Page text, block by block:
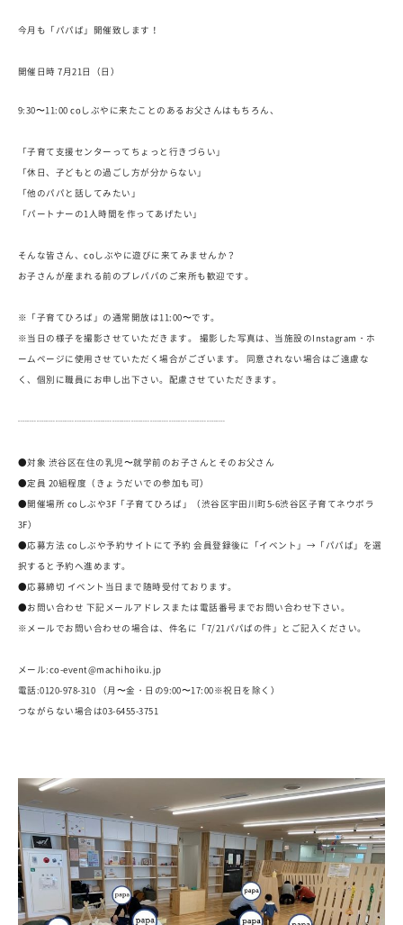
今月も「パパば」開催致します！
開催日時 7月21日（日）
9:30〜11:00 coしぶやに来たことのあるお父さんはもちろん、
「子育て支援センターってちょっと行きづらい」
「休日、子どもとの過ごし方が分からない」
「他のパパと話してみたい」
「パートナーの1人時間を作ってあげたい」
そんな皆さん、coしぶやに遊びに来てみませんか？
お子さんが産まれる前のプレパパのご来所も歓迎です。
※「子育てひろば」の通常開放は11:00〜です。
※当日の様子を撮影させていただきます。 撮影した写真は、当施設のInstagram・ホ
ームページに使用させていただく場合がございます。 同意されない場合はご遠慮な
く、個別に職員にお申し出下さい。配慮させていただきます。
┈┈┈┈┈┈┈┈┈┈┈┈┈┈┈┈┈┈┈┈┈┈
●対象 渋谷区在住の乳児〜就学前のお子さんとそのお父さん
●定員 20組程度（きょうだいでの参加も可）
●開催場所 coしぶや3F「子育てひろば」（渋谷区宇田川町5-6渋谷区子育てネウボラ
3F）
●応募方法 coしぶや予約サイトにて予約 会員登録後に「イベント」→「パパば」を選
択すると予約へ進めます。
●応募締切 イベント当日まで随時受付ております。
●お問い合わせ 下記メールアドレスまたは電話番号までお問い合わせ下さい。
※メールでお問い合わせの場合は、件名に「7/21パパばの件」とご記入ください。
メール:co-event@machihoiku.jp
電話:0120-978-310 （月〜金・日の9:00〜17:00※祝日を除く）
つながらない場合は03-6455-3751